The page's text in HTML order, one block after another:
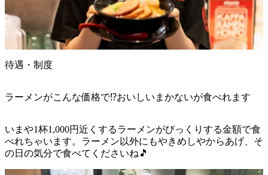
待遇・制度
ラーメンがこんな価格で⁉︎おいしいまかないが食べれます
いまや1杯1,000円近くするラーメンがびっくりする金額で食
べれちゃいます。ラーメン以外にもやきめしやからあげ、そ
の日の気分で食べてくださいね🎵